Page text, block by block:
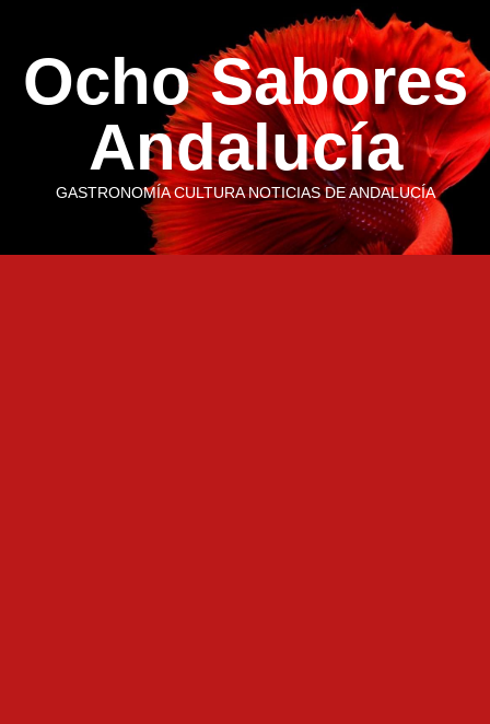
contenido
Ocho Sabores
Andalucía
GASTRONOMÍA CULTURA NOTICIAS DE ANDALUCÍA